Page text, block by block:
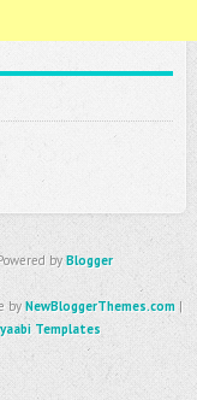
byBlogger
byNewBloggerThemes.com |
Templates